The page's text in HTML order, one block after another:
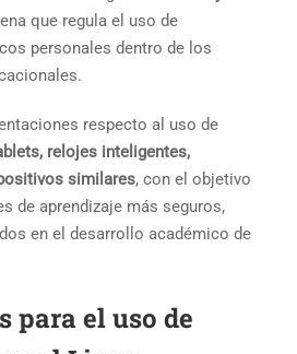
que regula el uso de
personales dentro de los
respecto al uso de
relojes inteligentes,
similares, con el objetivo
de aprendizaje más seguros,
en el desarrollo académico de
para el uso de